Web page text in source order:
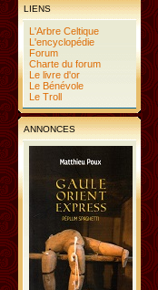
LIENS
L'Arbre Celtique
L'encyclopédie
Forum
Charte du forum
Le livre d'or
Le Bénévole
Le Troll
ANNONCES